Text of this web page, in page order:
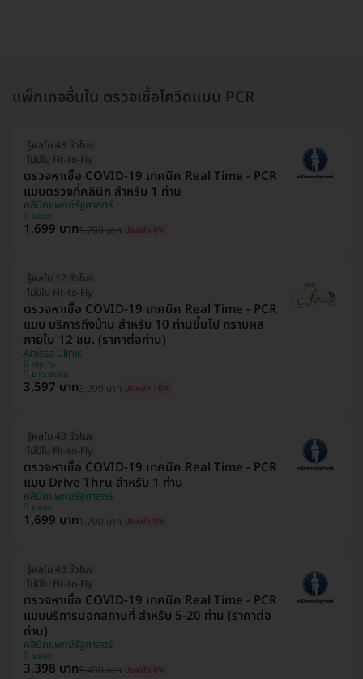
แพ็กเกจอื่นใน ตรวจเชื้อโควิดแบบ PCR
รู้ผลใน 48 ชั่วโมง
ไม่มีใบ Fit-to-Fly
ตรวจหาเชื้อ COVID-19 เทคนิค Real Time - PCR
แบบตรวจที่คลินิก สำหรับ 1 ท่าน
คลินิกแพทย์รัฐศาสตร์
ระยอง
1,699 บาท1,700 บาท ประหยัด 0%
รู้ผลใน 12 ชั่วโมง
ไม่มีใบ Fit-to-Fly
ตรวจหาเชื้อ COVID-19 เทคนิค Real Time - PCR
แบบ บริการถึงบ้าน สำหรับ 10 ท่านขึ้นไป ทราบผล
ภายใน 12 ชม. (ราคาต่อท่าน)
Anissa Clinic
ปทุมวัน
BTS ชิดลม
3,597 บาท3,999 บาท ประหยัด 10%
รู้ผลใน 48 ชั่วโมง
ไม่มีใบ Fit-to-Fly
ตรวจหาเชื้อ COVID-19 เทคนิค Real Time - PCR
แบบ Drive Thru สำหรับ 1 ท่าน
คลินิกแพทย์รัฐศาสตร์
ระยอง
1,699 บาท1,700 บาท ประหยัด 0%
รู้ผลใน 48 ชั่วโมง
ไม่มีใบ Fit-to-Fly
ตรวจหาเชื้อ COVID-19 เทคนิค Real Time - PCR
แบบบริการนอกสถานที่ สำหรับ 5-20 ท่าน (ราคาต่อ
ท่าน)
คลินิกแพทย์รัฐศาสตร์
ระยอง
3,398 บาท3,400 บาท ประหยัด 0%